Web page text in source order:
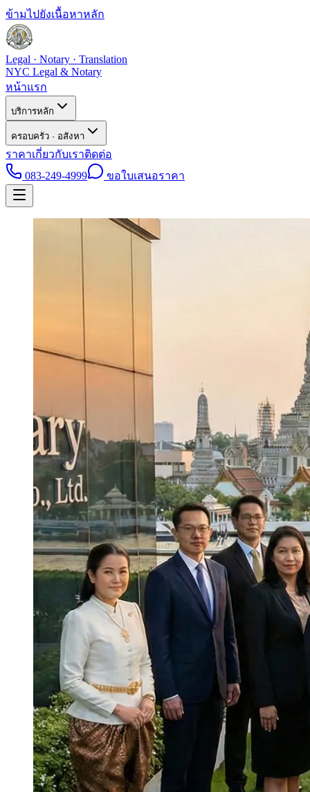
ข้ามไปยังเนื้อหาหลัก
Legal · Notary · Translation
NYC Legal & Notary
หน้าแรก
บริการหลัก
ครอบครัว · อสังหา
ราคาเกี่ยวกับเราติดต่อ
083-249-4999
ขอใบเสนอราคา